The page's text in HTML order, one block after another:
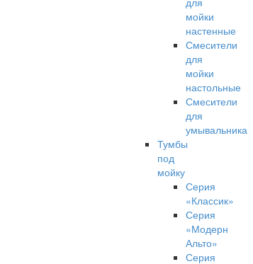
мойки
настенные
Смесители
для
мойки
настольные
Смесители
для
умывальника
Тумбы
под
мойку
Серия
«Классик»
Серия
«Модерн
Альто»
Серия